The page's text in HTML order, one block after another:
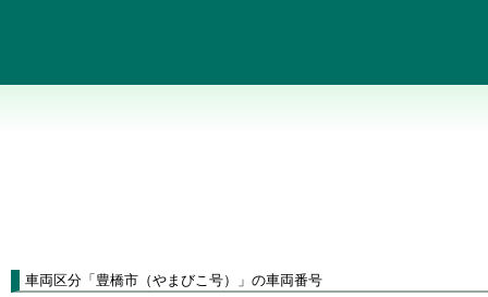
車両区分 「 豊橋市（やまびこ号） 」 の車両番号